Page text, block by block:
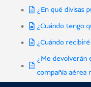
¿En qué divisas
¿Cuándo tengo
¿Cuándo
¿Me devolverán
compañía aérea